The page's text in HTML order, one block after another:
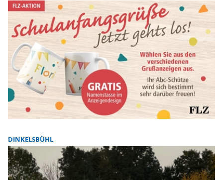
DINKELSBÜHL